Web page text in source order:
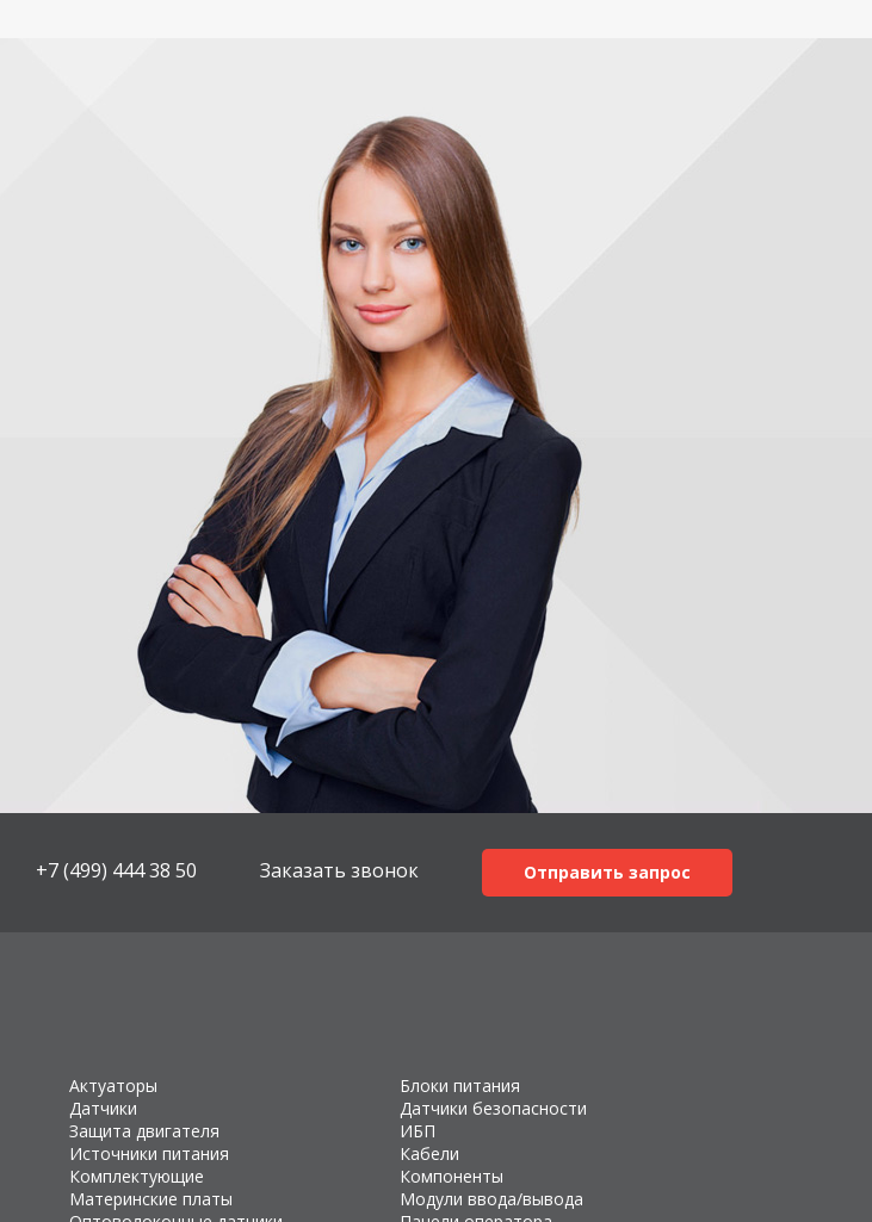
+7 (499) 444 38 50 Заказать звонок Отправить запрос
Актуаторы
Блоки питания
Датчики
Датчики безопасности
Защита двигателя
ИБП
Источники питания
Кабели
Комплектующие
Компоненты
Материнские платы
Модули ввода/вывода